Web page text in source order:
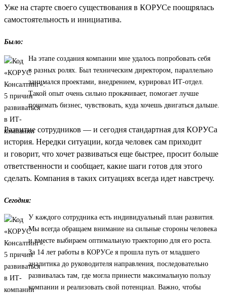
Уже на старте своего существования в КОРУСе поощрялась
самостоятельность и инициатива.
Было:
На этапе создания компании мне удалось попробовать себя
в разных ролях. Был техническим директором, параллельно
занимался проектами, внедрением, курировал ИТ-отдел.
Такой опыт очень сильно прокачивает, помогает лучше
понимать бизнес, чувствовать, куда хочешь двигаться дальше.
Развитие сотрудников — и сегодня стандартная для КОРУСа
история. Нередки ситуации, когда человек сам приходит
и говорит, что хочет развиваться еще быстрее, просит больше
ответственности и сообщает, какие шаги готов для этого
сделать. Компания в таких ситуациях всегда идет навстречу.
Сегодня:
У каждого сотрудника есть индивидуальный план развития.
Мы всегда обращаем внимание на сильные стороны человека
и вместе выбираем оптимальную траекторию для его роста.
За 14 лет работы в КОРУСе я прошла путь от младшего
аналитика до руководителя направления, последовательно
развивалась там, где могла принести максимальную пользу
компании и реализовать свой потенциал. Важно, чтобы